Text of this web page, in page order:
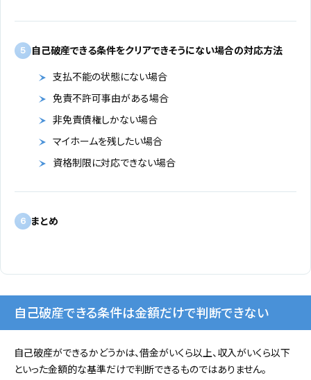
5 自己破産できる条件をクリアできそうにない場合の対応方法
支払不能の状態にない場合
免責不許可事由がある場合
非免責債権しかない場合
マイホームを残したい場合
資格制限に対応できない場合
6 まとめ
自己破産できる条件は金額だけで判断できない
自己破産ができるかどうかは、借金がいくら以上、収入がいくら以下
といった金額的な基準だけで判断できるものではありません。